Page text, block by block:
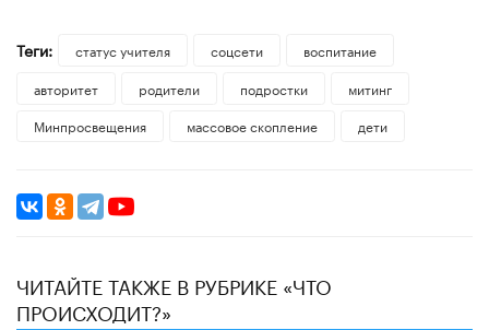
Теги: статус учителя соцсети
воспитание
авторитет
родители подростки
митинг
Минпросвещения
массовое скопление дети
ЧИТАЙТЕ ТАКЖЕ В РУБРИКЕ «ЧТО
ПРОИСХОДИТ?»